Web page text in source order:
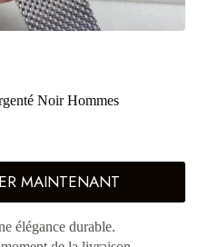
Noir Hommes
MAINTENANT
élégance durable.